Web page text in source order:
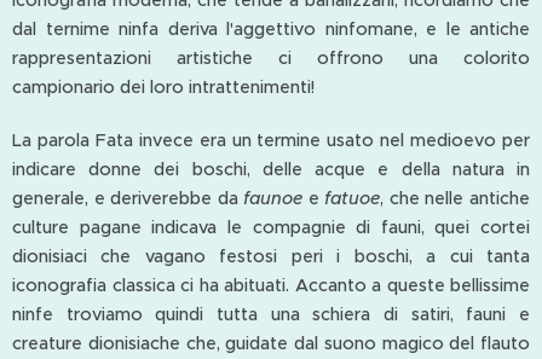
dal ternime ninfa deriva l'aggettivo ninfomane, e le antiche
rappresentazioni artistiche ci offrono una colorito
campionario dei loro intrattenimenti!
La parola Fata invece era un termine usato nel medioevo per
indicare donne dei boschi, delle acque e della natura in
generale, e deriverebbe da faunoe e fatuoe, che nelle antiche
culture pagane indicava le compagnie di fauni, quei cortei
dionisiaci che vagano festosi peri i boschi, a cui tanta
iconografia classica ci ha abituati. Accanto a queste bellissime
ninfe troviamo quindi tutta una schiera di satiri, fauni e
creature dionisiache che, guidate dal suono magico del flauto